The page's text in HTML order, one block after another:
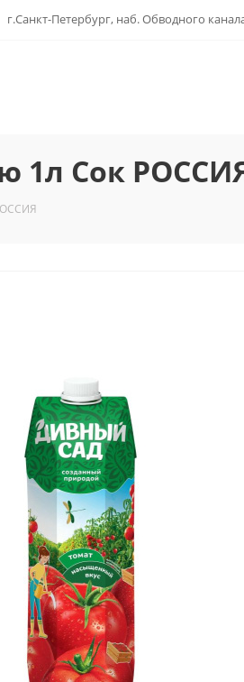
г.Санкт-Петербург, наб. Обводного
1л Сок